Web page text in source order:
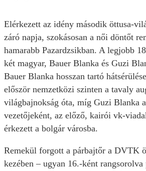
Elérkezett az idény második öttusa-
záró napja, szokásosan a női döntőt
hamarabb Pazardzsikban. A legjobb
két magyar, Bauer Blanka és Guzi
Bauer Blanka hosszan tartó
először nemzetközi szinten a tavaly
világbajnokság óta, míg Guzi Blanka
vezetőjeként, az előző, kairói vk-
érkezett a bolgár városba.
Remekül forgott a párbajtőr a DVTK
kezében – ugyan 16.-ként rangsorolva